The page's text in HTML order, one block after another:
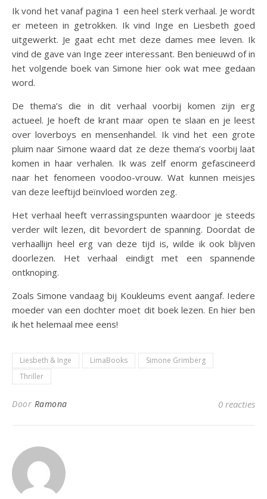
Ik vond het vanaf pagina 1 een heel sterk verhaal. Je wordt
er meteen in getrokken. Ik vind Inge en Liesbeth goed
uitgewerkt. Je gaat echt met deze dames mee leven. Ik
vind de gave van Inge zeer interessant. Ben benieuwd of in
het volgende boek van Simone hier ook wat mee gedaan
word.
De thema’s die in dit verhaal voorbij komen zijn erg
actueel. Je hoeft de krant maar open te slaan en je leest
over loverboys en mensenhandel. Ik vind het een grote
pluim naar Simone waard dat ze deze thema’s voorbij laat
komen in haar verhalen. Ik was zelf enorm gefascineerd
naar het fenomeen voodoo-vrouw. Wat kunnen meisjes
van deze leeftijd beïnvloed worden zeg.
Het verhaal heeft verrassingspunten waardoor je steeds
verder wilt lezen, dit bevordert de spanning. Doordat de
verhaallijn heel erg van deze tijd is, wilde ik ook blijven
doorlezen. Het verhaal eindigt met een spannende
ontknoping.
Zoals Simone vandaag bij Koukleums event aangaf. Iedere
moeder van een dochter moet dit boek lezen. En hier ben
ik het helemaal mee eens!
Liesbeth & Inge LimaBooks
Simone Grimberg
Thriller
Door Ramona 0 reacties